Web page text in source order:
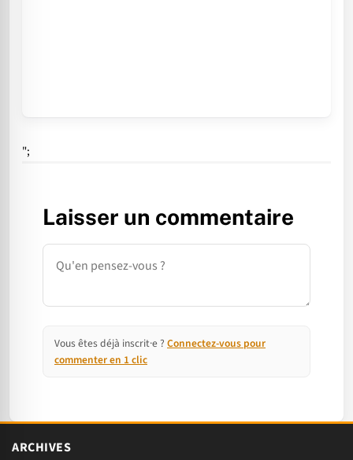
";
Laisser un commentaire
Commentaire
Vous êtes déjà inscrit·e ? Connectez-vous pour
commenter en 1 clic
ARCHIVES